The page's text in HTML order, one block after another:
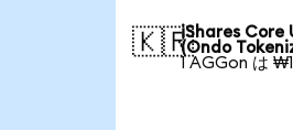
🇰🇷iShares Core
(Ondo
1 AGGon は